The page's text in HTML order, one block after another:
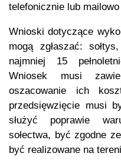
telefonicznie lub mailowo
Wnioski dotyczące
mogą zgłaszać:
najmniej 15
Wniosek musi
oszacowanie ich
przedsięwzięcie musi
służyć poprawie
sołectwa, być zgodne
być realizowane na